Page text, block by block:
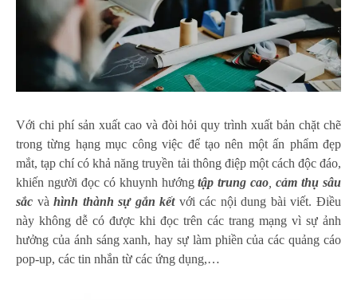
Với chi phí sản xuất cao và đòi hỏi quy trình xuất bản chặt chẽ
trong từng hạng mục công việc để tạo nên một ấn phẩm đẹp
mắt, tạp chí có khả năng truyền tải thông điệp một cách độc đáo,
khiến người đọc có khuynh hướngtập trungcao ,cảm thụ sâu
sắc vàhình thành sự gắn kết với các nội dung bài viết. Điều
này không dễ có được khi đọc trên các trang mạng vì sự ảnh
hưởng của ánh sáng xanh, hay sự làm phiền của các quảng cáo
pop-up, các tin nhắn từ các ứng dụng,…